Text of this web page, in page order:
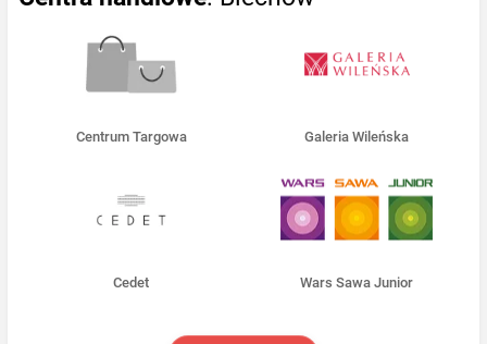
Centrum Targowa Galeria Wileńska
Cedet Wars Sawa Junior